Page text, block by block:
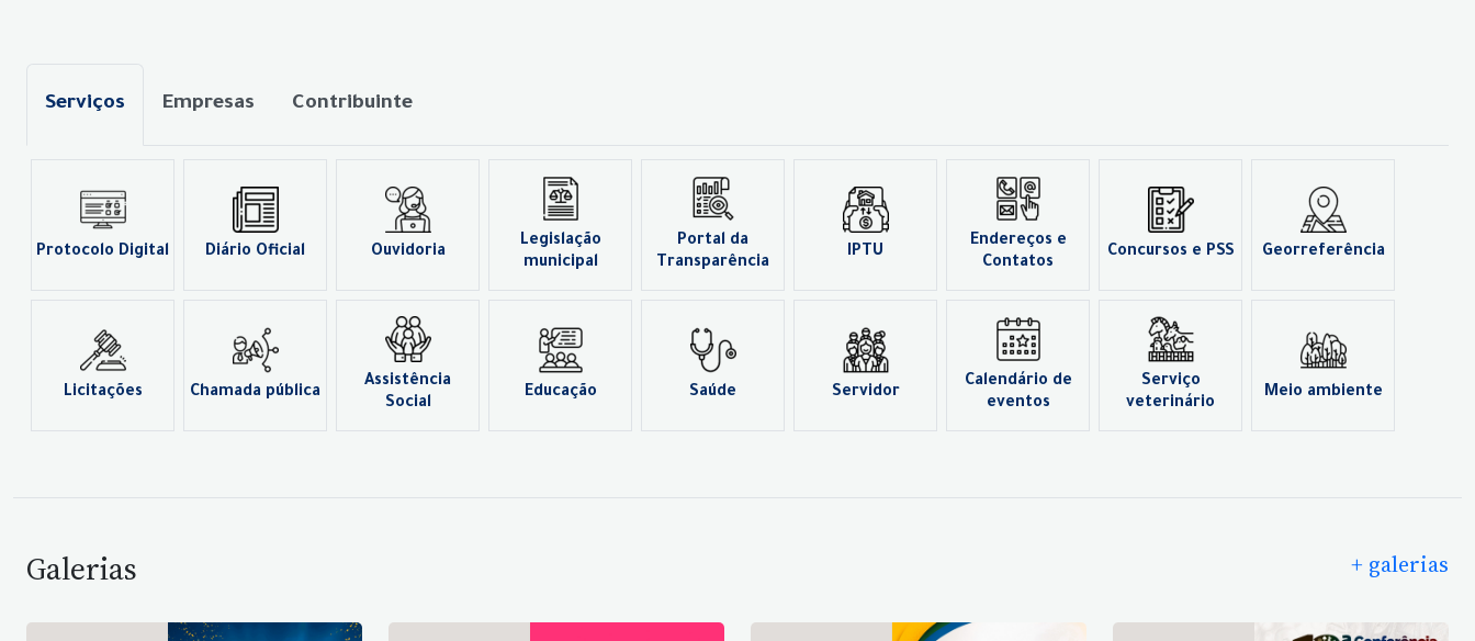
Serviços Empresas Contribuinte
Protocolo Digital Diário Oficial Ouvidoria
Legislação
municipal
Portal da
Transparência
IPTU
Endereços e
Contatos
Concursos e PSS Georreferência
Licitações Chamada pública
Assistência
Social
Educação Saúde Servidor
Calendário de
eventos
Serviço
veterinário
Meio ambiente
Galerias + galerias